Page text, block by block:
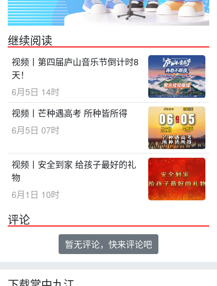
继续阅读
视频丨第四届庐山音乐节倒计时8
天！
6月5日 14时
视频丨芒种遇高考 所种皆所得
6月5日 07时
视频丨安全到家 给孩子最好的礼
物
6月1日 10时
评论
暂无评论，快来评论吧